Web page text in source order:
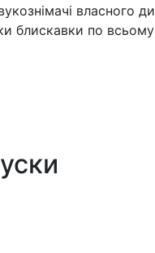
власного
блискавки по